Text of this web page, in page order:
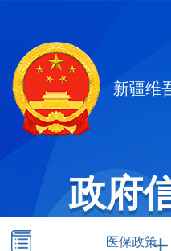
新疆维
政府
医保政策